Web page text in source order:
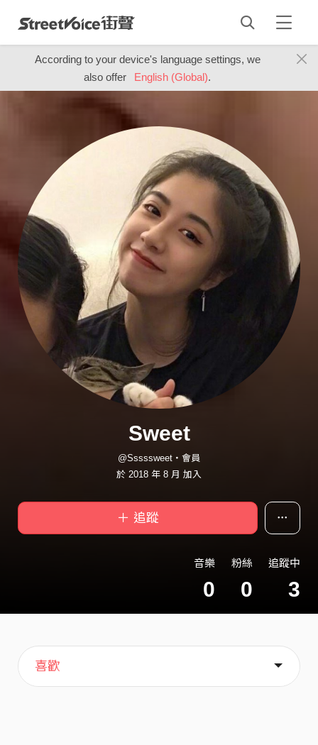
According to your device's language settings, we
also offer
English (Global).
Sweet
@Sssssweet・會員
於 2018 年 8 月 加入
＋ 追蹤
音樂
0
粉絲
0
追蹤中
3
主頁
歌單
喜歡
關於